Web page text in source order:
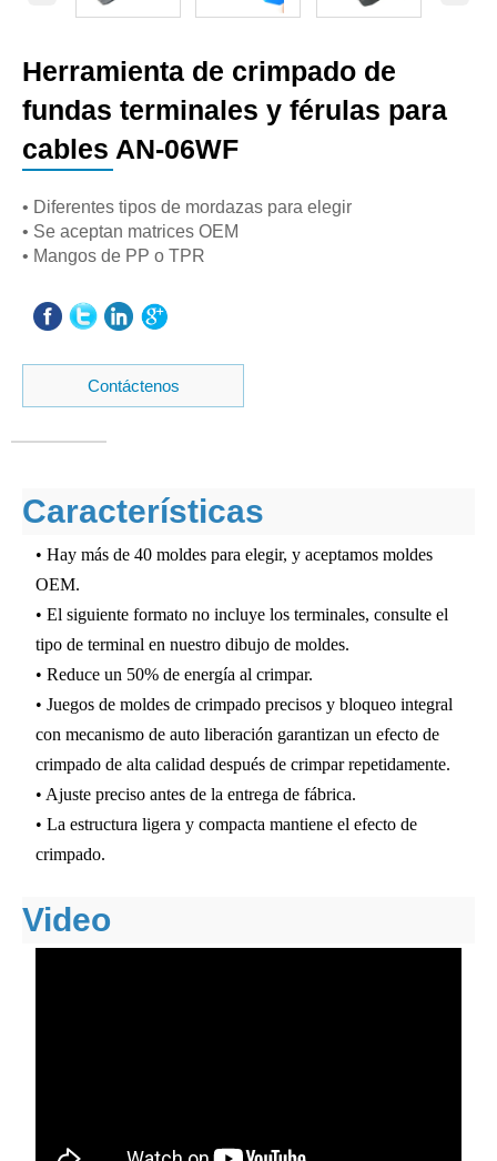
Herramienta de crimpado de
fundas terminales y férulas para
cables AN-06WF
• Diferentes tipos de mordazas para elegir
• Se aceptan matrices OEM
• Mangos de PP o TPR
Contáctenos
Características
• Hay más de 40 moldes para elegir, y aceptamos moldes
OEM.
• El siguiente formato no incluye los terminales, consulte el
tipo de terminal en nuestro dibujo de moldes.
• Reduce un 50% de energía al crimpar.
• Juegos de moldes de crimpado precisos y bloqueo integral
con mecanismo de auto liberación garantizan un efecto de
crimpado de alta calidad después de crimpar repetidamente.
• Ajuste preciso antes de la entrega de fábrica.
• La estructura ligera y compacta mantiene el efecto de
crimpado.
Video